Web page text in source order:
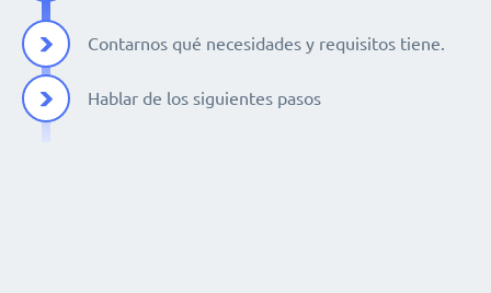
Contarnos qué necesidades y requisitos tiene.
Hablar de los siguientes pasos